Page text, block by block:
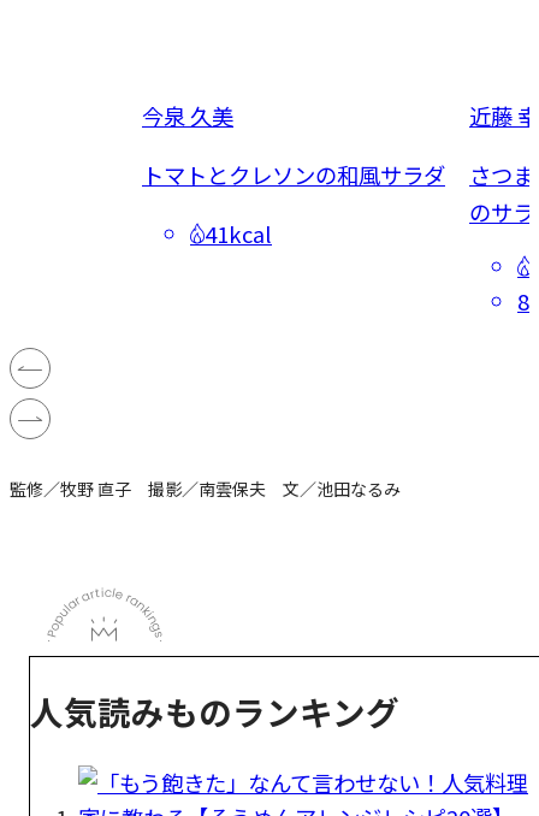
今泉 久美
トマトとクレソンの和風サラダ
41kcal
近藤
さつ
のサ
監修／牧野 直子 撮影／南雲保夫 文／池田なるみ
人気読みものランキング